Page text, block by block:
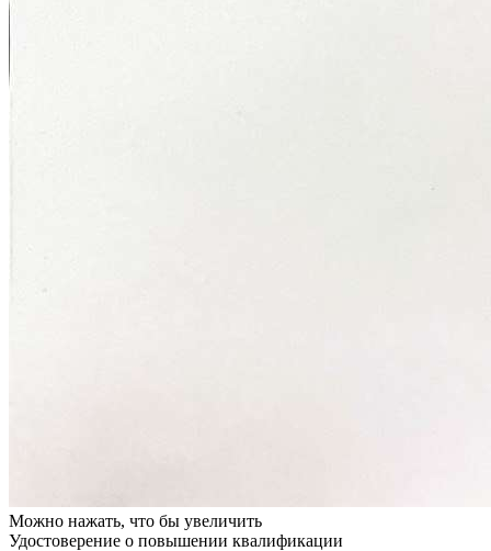
Можно нажать, что бы увеличить
Удостоверение о повышении квалификации